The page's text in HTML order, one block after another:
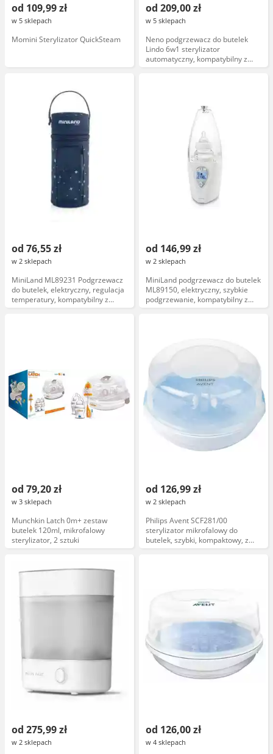
od 109,99 zł
w 5 sklepach
Momini Sterylizator QuickSteam
od 209,00 zł
w 5 sklepach
Neno podgrzewacz do butelek
Lindo 6w1 sterylizator
automatyczny, kompatybilny z
butelkami 150ml 250ml, funkcja
od 76,55 zł
w 2 sklepach
MiniLand ML89231 Podgrzewacz
do butelek, elektryczny, regulacja
temperatury, kompatybilny z
butelkami o szerokości do 8 cm,
od 146,99 zł
w 2 sklepach
MiniLand podgrzewacz do butelek
ML89150, elektryczny, szybkie
podgrzewanie, kompatybilny z
butelkami o pojemności 150ml,
od 79,20 zł
w 3 sklepach
Munchkin Latch 0m+ zestaw
butelek 120ml, mikrofalowy
sterylizator, 2 sztuki
od 126,99 zł
w 2 sklepach
Philips Avent SCF281/00
sterylizator mikrofalowy do
butelek, szybki, kompaktowy, z
funkcją parową
od 275,99 zł
w 2 sklepach
od 126,00 zł
w 4 sklepach